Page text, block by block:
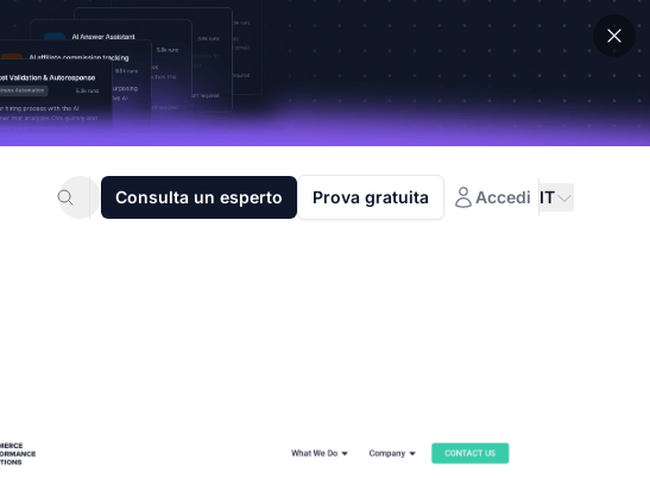
Consulta un esperto Prova gratuita Accedi IT